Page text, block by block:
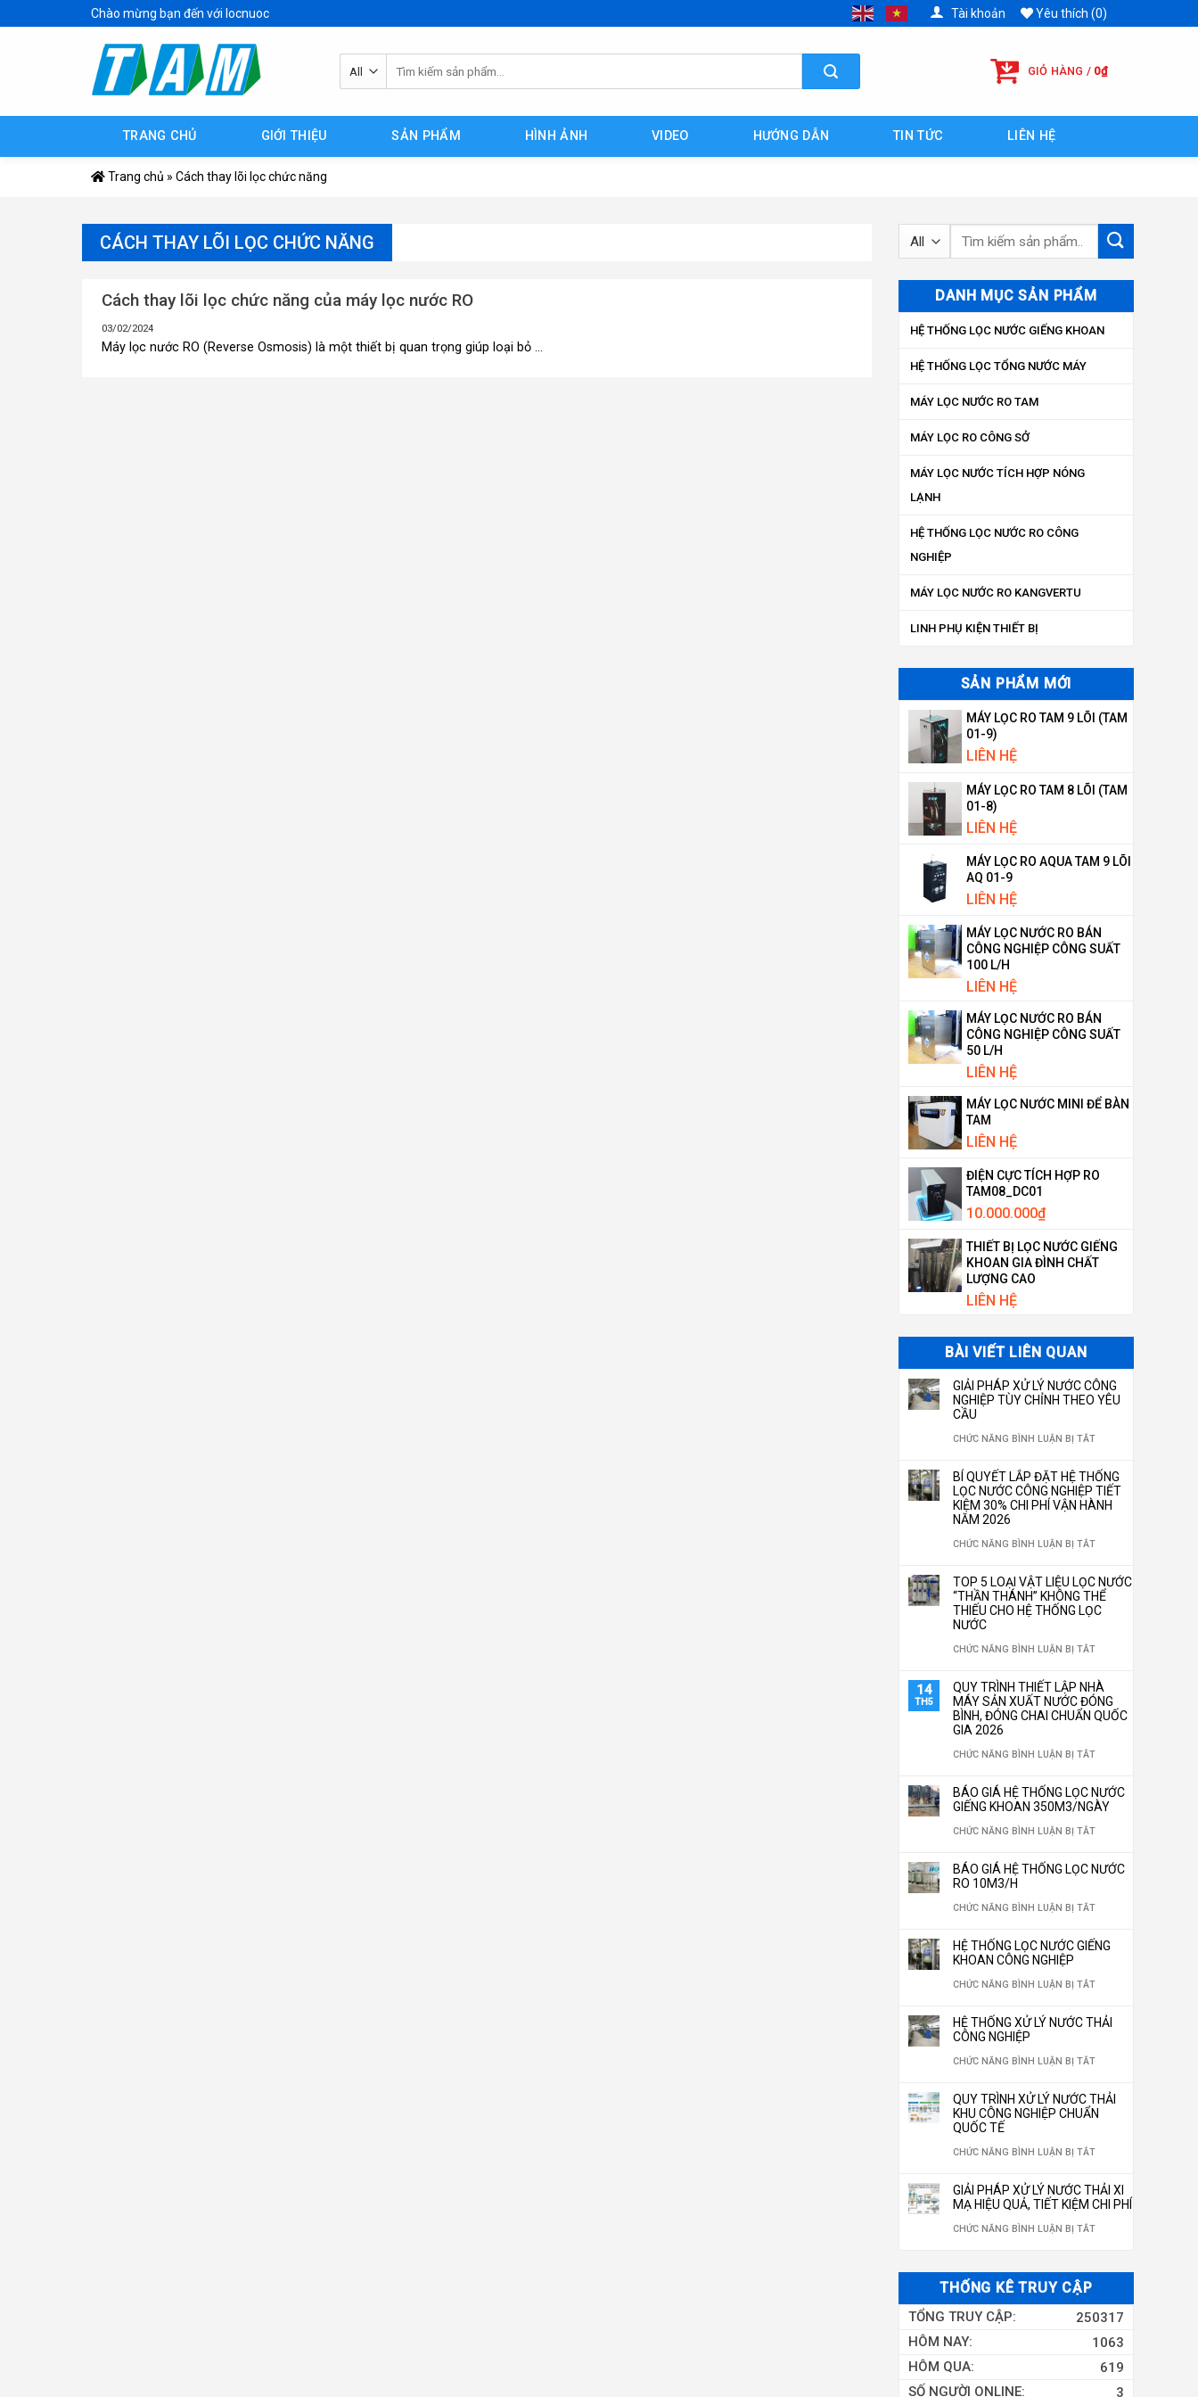
to
Chào mừng bạn đến với locnuoc Tài khoản Yêu thích (0)
kiếm:
GIỎ HÀNG / 0₫
TRANG CHỦ GIỚI THIỆU SẢN PHẨM HÌNH ẢNH VIDEO HƯỚNG DẪN TIN TỨC LIÊN HỆ
Trang chủ » Cách thay lõi lọc chức năng
CÁCH THAY LÕI LỌC CHỨC NĂNG
Cách thay lõi lọc chức năng của máy lọc nước RO
03/02/2024
Máy lọc nước RO (Reverse Osmosis) là một thiết bị quan trọng giúp loại bỏ ...
Tìm
DANH MỤC SẢN PHẨM
HỆ THỐNG LỌC NƯỚC GIẾNG KHOAN
HỆ THỐNG LỌC TỔNG NƯỚC MÁY
MÁY LỌC NƯỚC RO TAM
MÁY LỌC RO CÔNG SỞ
MÁY LỌC NƯỚC TÍCH HỢP NÓNG
LẠNH
HỆ THỐNG LỌC NƯỚC RO CÔNG
NGHIỆP
MÁY LỌC NƯỚC RO KANGVERTU
LINH PHỤ KIỆN THIẾT BỊ
SẢN PHẨM MỚI
MÁY LỌC RO TAM 9 LÕI (TAM
01-9)
LIÊN HỆ
MÁY LỌC RO TAM 8 LÕI (TAM
01-8)
LIÊN HỆ
MÁY LỌC RO AQUA TAM 9 LÕI
AQ 01-9
LIÊN HỆ
MÁY LỌC NƯỚC RO BÁN
CÔNG NGHIỆP CÔNG SUẤT
100 L/H
LIÊN HỆ
MÁY LỌC NƯỚC RO BÁN
CÔNG NGHIỆP CÔNG SUẤT
50 L/H
LIÊN HỆ
MÁY LỌC NƯỚC MINI ĐỂ BÀN
TAM
LIÊN HỆ
ĐIỆN CỰC TÍCH HỢP RO
TAM08_DC01
10.000.000₫
THIẾT BỊ LỌC NƯỚC GIẾNG
KHOAN GIA ĐÌNH CHẤT
LƯỢNG CAO
LIÊN HỆ
BÀI VIẾT LIÊN QUAN
GIẢI PHÁP XỬ LÝ NƯỚC CÔNG
NGHIỆP TÙY CHỈNH THEO YÊU
CẦU
CHỨC NĂNG BÌNH LUẬN BỊ TẮTỞ
PHÁP
XỬ
CÔNG
NGHIỆP
THEO
YÊU
BÍ QUYẾT LẮP ĐẶT HỆ THỐNG
LỌC NƯỚC CÔNG NGHIỆP TIẾT
KIỆM 30% CHI PHÍ VẬN HÀNH
NĂM 2026
CHỨC NĂNG BÌNH LUẬN BỊ TẮTỞ
QUYẾT
LẮP
THỐNG
LỌC
NGHIỆP
TIẾT
KIỆM
PHÍ
HÀNH
TOP 5 LOẠI VẬT LIỆU LỌC NƯỚC
“THẦN THÁNH” KHÔNG THỂ
THIẾU CHO HỆ THỐNG LỌC
NƯỚC
CHỨC NĂNG BÌNH LUẬN BỊ TẮTỞ
5
LOẠI
LỌC
THÁNH”
THIẾU
HỆ
NƯỚC
14
TH5
QUY TRÌNH THIẾT LẬP NHÀ
MÁY SẢN XUẤT NƯỚC ĐÓNG
BÌNH, ĐÓNG CHAI CHUẨN QUỐC
GIA 2026
CHỨC NĂNG BÌNH LUẬN BỊ TẮTỞ
TRÌNH
THIẾT
NHÀ
XUẤT
BÌNH,
CHUẨN
QUỐC
BÁO GIÁ HỆ THỐNG LỌC NƯỚC
GIẾNG KHOAN 350M3/NGÀY
CHỨC NĂNG BÌNH LUẬN BỊ TẮTỞ
GIÁ
HỆ
LỌC
KHOAN
BÁO GIÁ HỆ THỐNG LỌC NƯỚC
RO 10M3/H
CHỨC NĂNG BÌNH LUẬN BỊ TẮTỞ
HỆ
LỌC
10M3/H
HỆ THỐNG LỌC NƯỚC GIẾNG
KHOAN CÔNG NGHIỆP
CHỨC NĂNG BÌNH LUẬN BỊ TẮTỞ
LỌC
GIẾNG
CÔNG
HỆ THỐNG XỬ LÝ NƯỚC THẢI
CÔNG NGHIỆP
CHỨC NĂNG BÌNH LUẬN BỊ TẮTỞ
THỐNG
NƯỚC
THẢI
CÔNG
QUY TRÌNH XỬ LÝ NƯỚC THẢI
KHU CÔNG NGHIỆP CHUẨN
QUỐC TẾ
CHỨC NĂNG BÌNH LUẬN BỊ TẮTỞ
TRÌNH
XỬ
NƯỚC
KHU
CÔNG
NGHIỆP
CHUẨN
GIẢI PHÁP XỬ LÝ NƯỚC THẢI XI
MẠ HIỆU QUẢ, TIẾT KIỆM CHI PHÍ
CHỨC NĂNG BÌNH LUẬN BỊ TẮTỞ
PHÁP
LÝ
NƯỚC
THẢI
THỐNG KÊ TRUY CẬP
250317
TỔNG TRUY CẬP:
1063
HÔM NAY:
619
HÔM QUA:
3
SỐ NGƯỜI ONLINE: